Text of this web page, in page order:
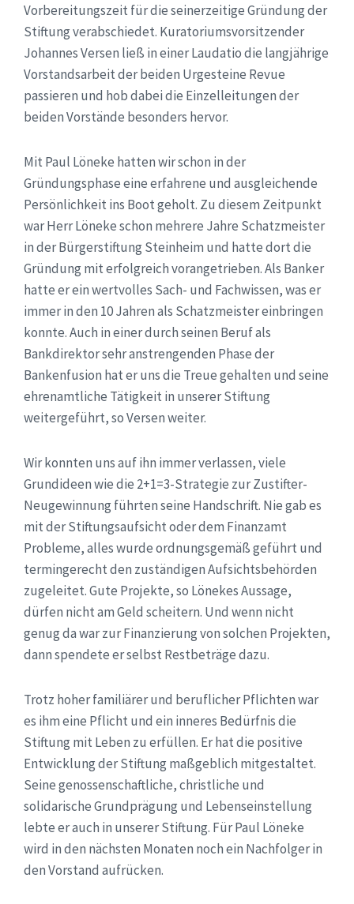
Vorbereitungszeit für die seinerzeitige Gründung der
Stiftung verabschiedet. Kuratoriumsvorsitzender
Johannes Versen ließ in einer Laudatio die langjährige
Vorstandsarbeit der beiden Urgesteine Revue
passieren und hob dabei die Einzelleitungen der
beiden Vorstände besonders hervor.
Mit Paul Löneke hatten wir schon in der
Gründungsphase eine erfahrene und ausgleichende
Persönlichkeit ins Boot geholt. Zu diesem Zeitpunkt
war Herr Löneke schon mehrere Jahre Schatzmeister
in der Bürgerstiftung Steinheim und hatte dort die
Gründung mit erfolgreich vorangetrieben. Als Banker
hatte er ein wertvolles Sach- und Fachwissen, was er
immer in den 10 Jahren als Schatzmeister einbringen
konnte. Auch in einer durch seinen Beruf als
Bankdirektor sehr anstrengenden Phase der
Bankenfusion hat er uns die Treue gehalten und seine
ehrenamtliche Tätigkeit in unserer Stiftung
weitergeführt, so Versen weiter.
Wir konnten uns auf ihn immer verlassen, viele
Grundideen wie die 2+1=3-Strategie zur Zustifter-
Neugewinnung führten seine Handschrift. Nie gab es
mit der Stiftungsaufsicht oder dem Finanzamt
Probleme, alles wurde ordnungsgemäß geführt und
termingerecht den zuständigen Aufsichtsbehörden
zugeleitet. Gute Projekte, so Lönekes Aussage,
dürfen nicht am Geld scheitern. Und wenn nicht
genug da war zur Finanzierung von solchen Projekten,
dann spendete er selbst Restbeträge dazu.
Trotz hoher familiärer und beruflicher Pflichten war
es ihm eine Pflicht und ein inneres Bedürfnis die
Stiftung mit Leben zu erfüllen. Er hat die positive
Entwicklung der Stiftung maßgeblich mitgestaltet.
Seine genossenschaftliche, christliche und
solidarische Grundprägung und Lebenseinstellung
lebte er auch in unserer Stiftung. Für Paul Löneke
wird in den nächsten Monaten noch ein Nachfolger in
den Vorstand aufrücken.